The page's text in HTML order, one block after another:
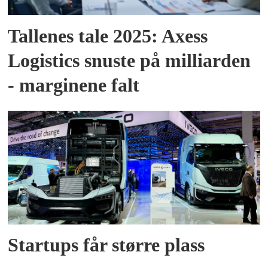
Tallenes tale 2025: Axess
Logistics snuste på milliarden
- marginene falt
Startups får større plass